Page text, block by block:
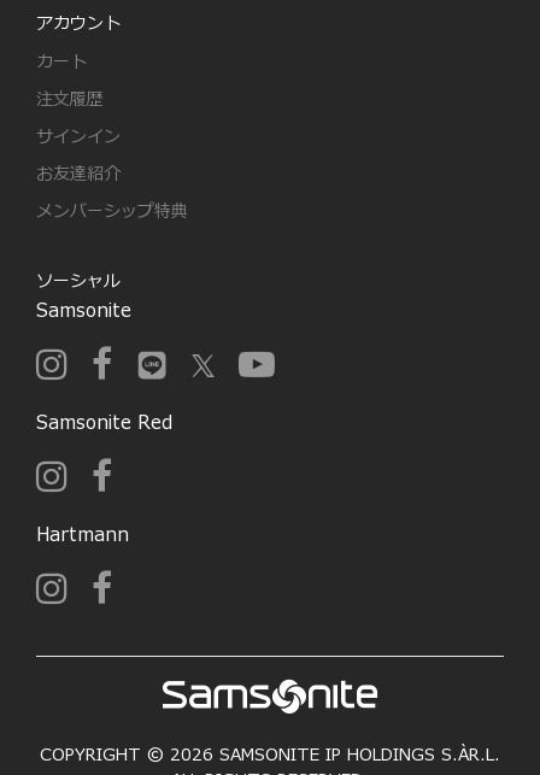
アカウント
カート
注文履歴
サインイン
お友達紹介
メンバーシップ特典
ソーシャル
Samsonite
Samsonite Red
Hartmann
COPYRIGHT © 2026 SAMSONITE IP HOLDINGS S.ÀR.L.